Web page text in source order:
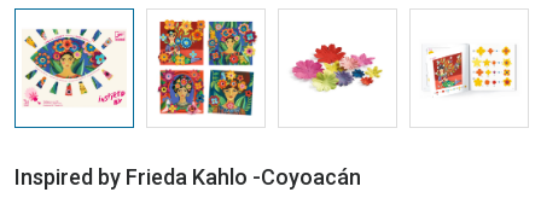
Inspired by Frieda Kahlo -Coyoacán